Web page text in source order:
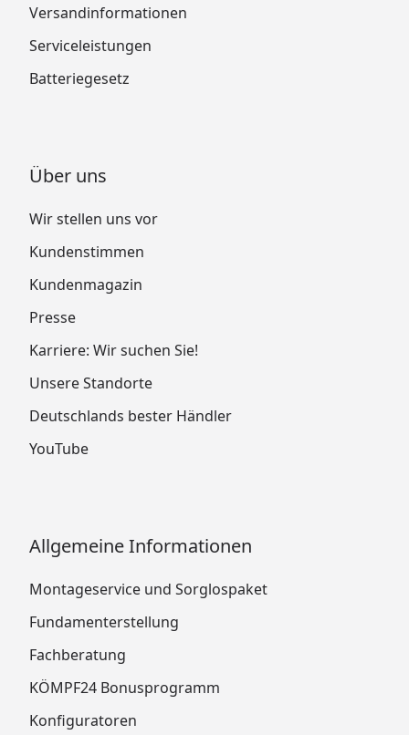
Versandinformationen
Serviceleistungen
Batteriegesetz
Über uns
Wir stellen uns vor
Kundenstimmen
Kundenmagazin
Presse
Karriere: Wir suchen Sie!
Unsere Standorte
Deutschlands bester Händler
YouTube
Allgemeine Informationen
Montageservice und Sorglospaket
Fundamenterstellung
Fachberatung
KÖMPF24 Bonusprogramm
Konfiguratoren